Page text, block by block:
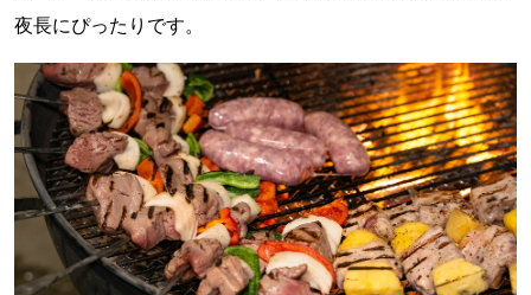
夜長にぴったりです。